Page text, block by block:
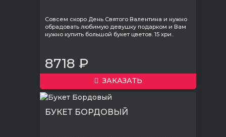
Совсем скоро День Святого Валентина и нужно
обрадовать любимую девушку подарком и Вам
нужно купить большой букет цветов. 15 хри..
8718 ₽
ЗАКАЗАТЬ
БУКЕТ БОРДОВЫЙ